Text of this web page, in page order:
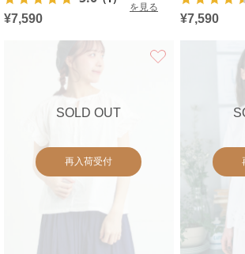
を見る
¥7,590
¥7,590
SOLD OUT
再入荷受付